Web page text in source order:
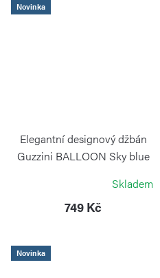
Novinka
Elegantní designový džbán
Guzzini BALLOON Sky blue
Skladem
749 Kč
Novinka